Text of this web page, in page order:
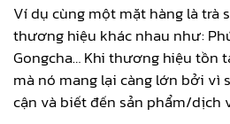
Ví dụ cùng một mặt hàng là trà
thương hiệu khác nhau như:
Gongcha… Khi thương hiệu tồn
mà nó mang lại càng lớn bởi vì
cận và biết đến sản phẩm/dịch